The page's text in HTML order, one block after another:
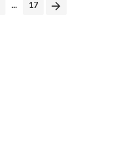
... 17